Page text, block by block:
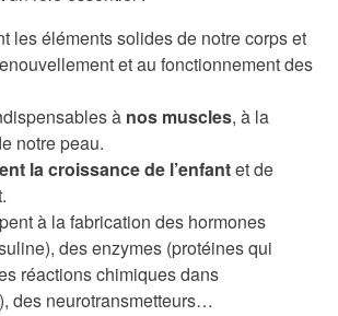
les éléments solides de notre corps et
et au fonctionnement des
à nos muscles, à la
notre peau.
la croissance de l’enfantet de
à la fabrication des hormones
des enzymes (protéines qui
réactions chimiques dans
des neurotransmetteurs…